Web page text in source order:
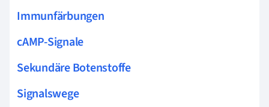
Immunfärbungen
cAMP-Signale
Sekundäre Botenstoffe
Signalswege